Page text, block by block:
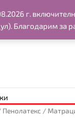
г.
Благодарим за
Пенолатекс /